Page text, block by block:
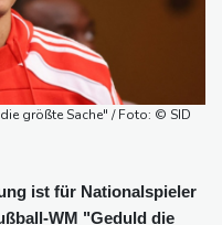
größte Sache" / Foto: © SID
ist für Nationalspieler
WM "Geduld die